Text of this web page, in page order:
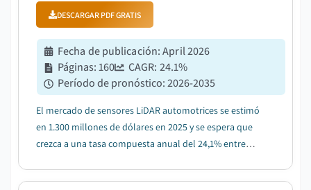
DESCARGAR PDF GRATIS
Fecha de publicación:April 2026
Páginas:160 CAGR: 24.1%
Período de pronóstico:2026-2035
El mercado de sensores LiDAR automotrices se estimó
en 1.300 millones de dólares en 2025 y se espera que
crezca a una tasa compuesta anual del 24,1% entre